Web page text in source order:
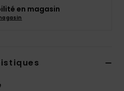
en magasin